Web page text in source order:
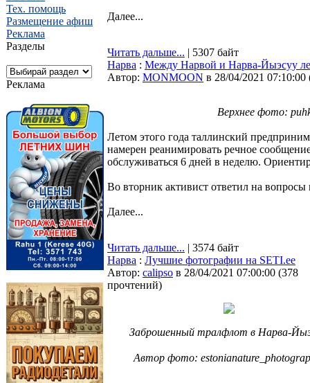
Тех. помощь
Размещение афиш
Реклама
Разделы
Реклама
Далее...
Читать дальше... | 5307 байт
Нарва : Между Нарвой и Нарва-Йыэсуу
Автор: MONMOON в 28/04/2021 07:10:00
Верхнее фото:
Летом этого года таллинский
намерен реанимировать речное
обслуживаться 6 дней в неделю.
Во вторник активист ответил на вопросы
Далее...
Читать дальше... | 3574 байт
Нарва : Лучшие фотографии на SETI.ee
Автор: calipso в 28/04/2021 07:00:00 (378
прочтений)
Заброшенный тралфлот в Нарва-
Автор фото: